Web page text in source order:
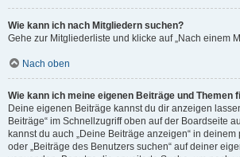
Wie kann ich nach Mitgliedern suchen?
Gehe zur Mitgliederliste und klicke auf „Nach einem
Nach oben
Wie kann ich meine eigenen Beiträge und Themen
Deine eigenen Beiträge kannst du dir anzeigen
Beiträge“ im Schnellzugriff oben auf der Boardseite
kannst du auch „Deine Beiträge anzeigen“ in
oder „Beiträge des Benutzers suchen“ auf deiner